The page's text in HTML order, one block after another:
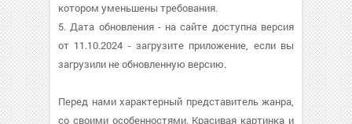
котором уменьшены требования.
5. Дата обновления - на сайте доступна версия
от 11.10.2024 - загрузите приложение, если вы
загрузили не обновленную версию.
Перед нами характерный представитель жанра,
со своими особенностями. Красивая картинка и